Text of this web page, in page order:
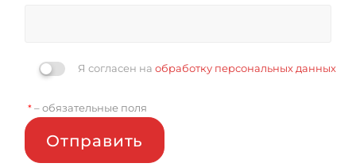
Я согласен на обработку персональных данных
Отправить
* – обязательные поля